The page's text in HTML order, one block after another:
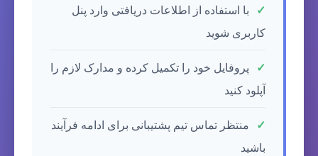
با استفاده از اطلاعات دریافتی وارد پنل
کاربری شوید
پروفایل خود را تکمیل کرده و مدارک لازم را
آپلود کنید
منتظر تماس تیم پشتیبانی برای ادامه فرآیند
باشید